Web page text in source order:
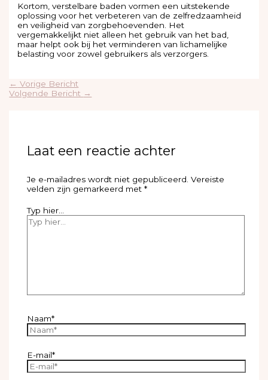
Kortom, verstelbare baden vormen een uitstekende
oplossing voor het verbeteren van de zelfredzaamheid
en veiligheid van zorgbehoevenden. Het
vergemakkelijkt niet alleen het gebruik van het bad,
maar helpt ook bij het verminderen van lichamelijke
belasting voor zowel gebruikers als verzorgers.
← Vorige Bericht
Volgende Bericht →
Laat een reactie achter
Je e-mailadres wordt niet gepubliceerd. Vereiste
velden zijn gemarkeerd met *
Typ hier...
Naam*
E-mail*